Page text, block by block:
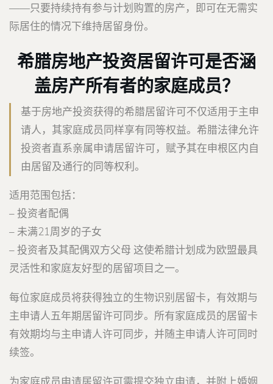
——只要持续持有参与计划购置的房产，即可在无需实
际居住的情况下维持居留身份。
希腊房地产投资居留许可是否涵
盖房产所有者的家庭成员？
基于房地产投资获得的希腊居留许可不仅适用于主申
请人，其家庭成员同样享有同等权益。希腊法律允许
投资者直系亲属申请居留许可，赋予其在申根区内自
由居留及通行的同等权利。
适用范围包括：
– 投资者配偶
– 未满21周岁的子女
– 投资者及其配偶双方父母 这使希腊计划成为欧盟最具
灵活性和家庭友好型的居留项目之一。
每位家庭成员将获得独立的生物识别居留卡，有效期与
主申请人五年期居留许可同步。所有家庭成员的居留卡
有效期均与主申请人许可同步，并随主申请人许可同时
续签。